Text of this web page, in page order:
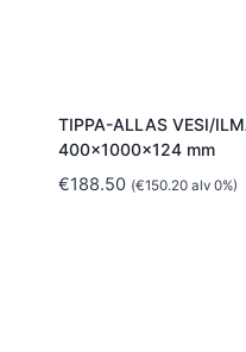
TIPPA-ALLAS VESI/
400x1000x124 mm
€188.50 (€150.20alv 0%)